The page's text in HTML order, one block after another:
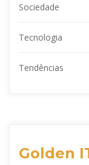
Sociedade
Tecnologia
Tendências
Golden